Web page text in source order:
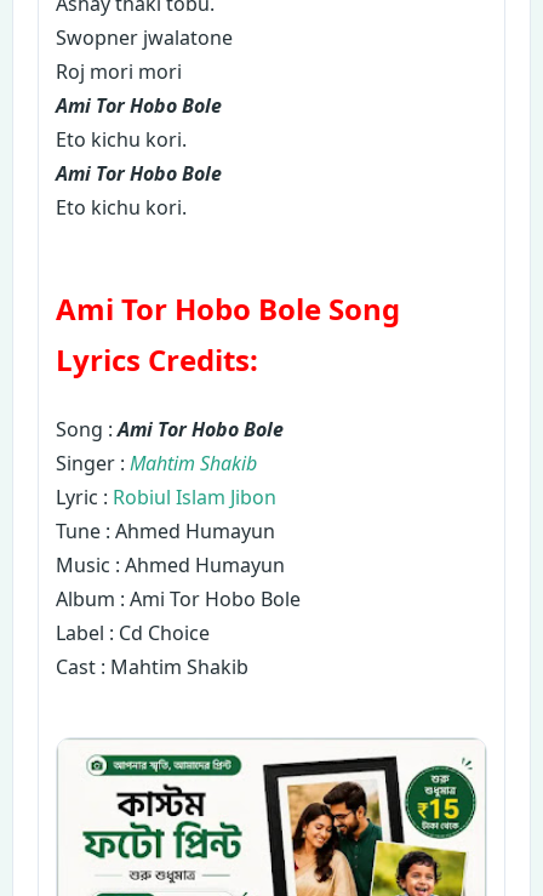
Swopner jwalatone
Roj mori mori
Ami Tor Hobo Bole
Eto kichu kori.
Ami Tor Hobo Bole
Eto kichu kori.
Ami Tor Hobo Bole Song
Lyrics Credits:
Song :Ami Tor Hobo Bole
Singer : Mahtim Shakib
Lyric : Robiul Islam Jibon
Tune : Ahmed Humayun
Music : Ahmed Humayun
Album : Ami Tor Hobo Bole
Label : Cd Choice
Cast : Mahtim Shakib